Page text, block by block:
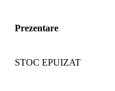
Prezentare
STOC EPUIZAT